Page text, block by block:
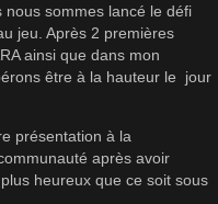
nous sommes lancé le défi
jeu. Après 2 premières
ainsi que dans mon
être à la hauteur le jour
présentation à la
après avoir
heureux que ce soit sous